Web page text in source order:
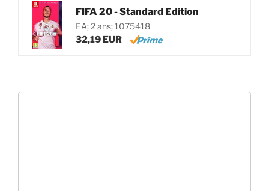
FIFA 20 - Standard Edition
EA; 2 ans; 1075418
32,19 EUR